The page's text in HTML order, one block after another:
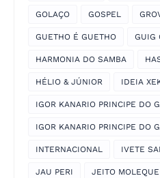
GOLAÇO GOSPEL
GUETHO É GUETHO GUIG
HARMONIA DO SAMBA
HÉLIO & JÚNIOR IDEIA
IGOR KANARIO PRINCIPE DO
IGOR KANARIO PRINCIPE DO
INTERNACIONAL IVETE
JAU PERI JEITO MOLEQUE